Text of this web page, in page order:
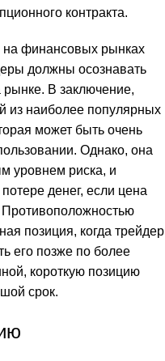
контракта.
на финансовых рынках
должны осознавать
рынке. В заключение,
из наиболее популярных
может быть очень
Однако, она
уровнем риска, и
денег, если цена
Противоположностью
позиция, когда трейдер
его позже по более
короткую позицию
срок.